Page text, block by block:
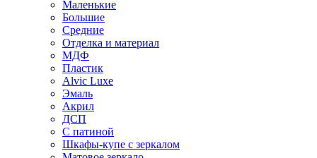
Маленькие
Большие
Средние
Отделка и материал
МДФ
Пластик
Alvic Luxe
Эмаль
Акрил
ДСП
С патиной
Шкафы-купе с зеркалом